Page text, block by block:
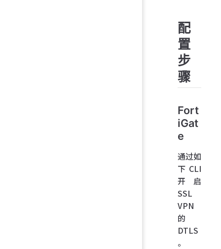
配
置
步
骤
Fort
iGat
e
通过如
下 CLI
开启
SSL
VPN
的
DTLS
。